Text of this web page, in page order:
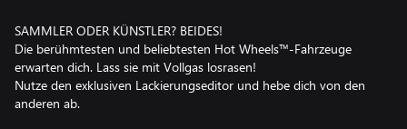
SAMMLER ODER KÜNSTLER? BEIDES!
Die berühmtesten und beliebtesten Hot Wheels™-Fahrzeuge
erwarten dich. Lass sie mit Vollgas losrasen!
Nutze den exklusiven Lackierungseditor und hebe dich von den
anderen ab.